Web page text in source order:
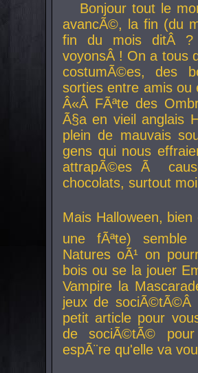
Bonjour tout le
avancÃ©, la fin (du
fin du mois ditÂ ?
voyonsÂ ! On a tous
costumÃ©es, des
sorties entre amis
Â«Â FÃªte des
Ã§a en vieil anglais
plein de mauvais
gens qui nous
attrapÃ©es Ã
chocolats, surtout
Mais Halloween, bien
une fÃªte) semble
Natures oÃ¹ on
bois ou se la jouer
Vampire la
jeux de
petit article pour
de sociÃ©tÃ©
espÃ¨re qu'elle va